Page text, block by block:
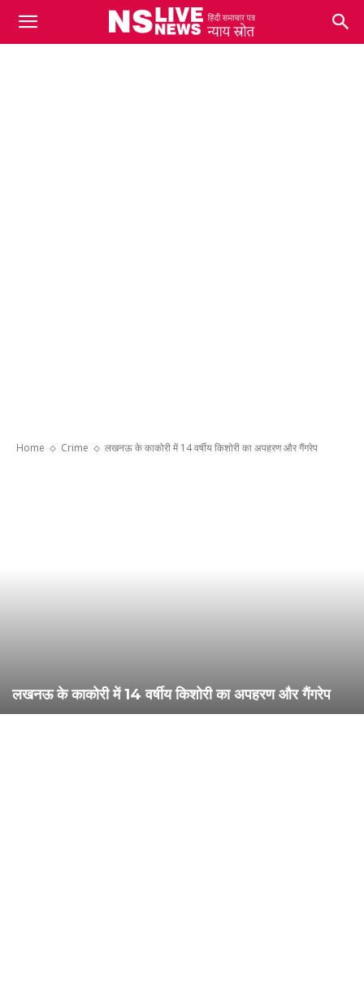
Home Crime लखनऊ के काकोरी में 14 वर्षीय किशोरी का अपहरण और गैंगरेप
लखनऊ के काकोरी में 14 वर्षीय किशोरी का अपहरण और गैंगरेप